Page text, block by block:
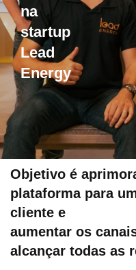
na
startup
Lead
Energy
Objetivo é
plataforma para
cliente e
aumentar os
alcançar todas as